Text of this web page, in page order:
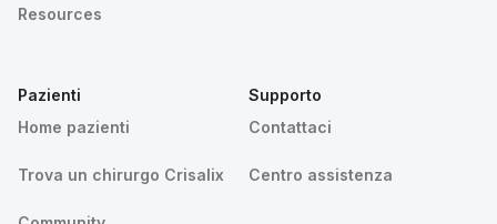
Resources
Pazienti
Home pazienti
Trova un chirurgo Crisalix
Supporto
Contattaci
Centro assistenza